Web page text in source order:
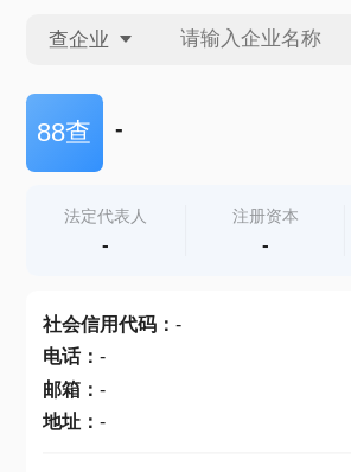
查企业
查企业
查产地
88查 -
法定代表人
-
注册资本
-
社会信用代码： -
电话： -
邮箱： -
地址： -